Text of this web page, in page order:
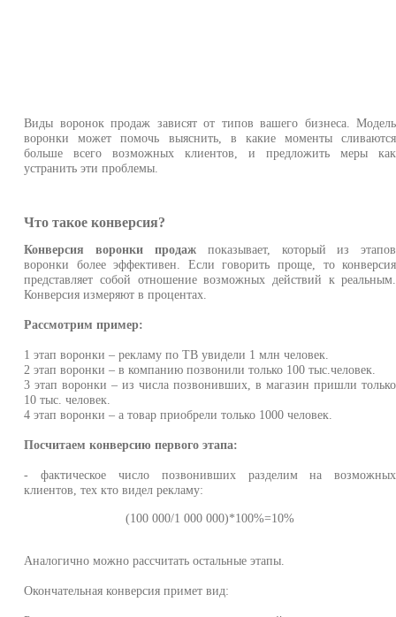
Виды воронок продаж зависят от типов вашего бизнеса. Модель
воронки может помочь выяснить, в какие моменты сливаются
больше всего возможных клиентов, и предложить меры как
устранить эти проблемы.
Что такое конверсия?
Конверсия воронки продажпоказывает, который из этапов
воронки более эффективен. Если говорить проще, то конверсия
представляет собой отношение возможных действий к реальным.
Конверсия измеряют в процентах.
Рассмотрим пример:
1 этап воронки – рекламу по ТВ увидели 1 млн человек.
2 этап воронки – в компанию позвонили только 100 тыс.человек.
3 этап воронки – из числа позвонивших, в магазин пришли только
10 тыс. человек.
4 этап воронки – а товар приобрели только 1000 человек.
Посчитаем конверсию первого этапа:
- фактическое число позвонивших разделим на возможных
клиентов, тех кто видел рекламу:
(100 000/1 000 000)*100%=10%
Аналогично можно рассчитать остальные этапы.
Окончательная конверсия примет вид: